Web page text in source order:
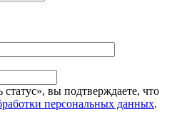
вы подтверждаете, что
персональных данных.